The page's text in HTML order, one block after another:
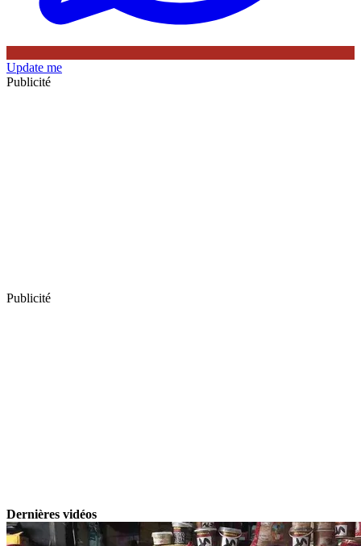
Update me
Publicité
Publicité
Dernières vidéos